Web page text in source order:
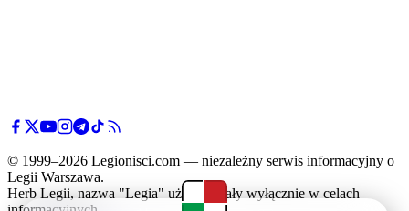
© 1999–2026 Legionisci.com — niezależny serwis informacyjny o
Legii Warszawa.
Herb Legii, nazwa "Legia" użyte zostały wyłącznie w celach